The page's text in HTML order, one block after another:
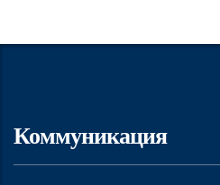
Коммуникация